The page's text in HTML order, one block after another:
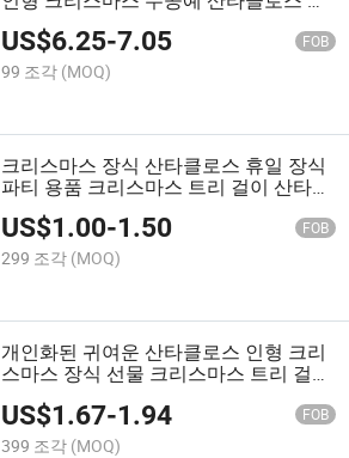
러시 장난감
US$6.25-7.05 FOB
99 조각 (MOQ)
크리스마스 장식 산타클로스 휴일 장식
파티 용품 크리스마스 트리 걸이 산타클
US$1.00-1.50 FOB
299 조각 (MOQ)
개인화된 귀여운 산타클로스 인형 크리
스마스 장식 선물 크리스마스 트리 걸이
US$1.67-1.94 FOB
399 조각 (MOQ)